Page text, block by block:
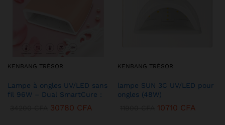
KENBANG TRÉSOR
Lampe à ongles UV/LED sans
fil 96W – Dual SmartCure :
30780 CFA
KENBANG TRÉSOR
lampe SUN 3C UV/LED pour
ongles (48W)
10710 CFA